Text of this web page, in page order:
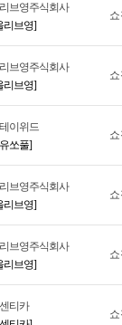
브영주식회사
리브영]
브영주식회사
리브영]
이위드
쏘풀]
브영주식회사
리브영]
브영주식회사
리브영]
센티카